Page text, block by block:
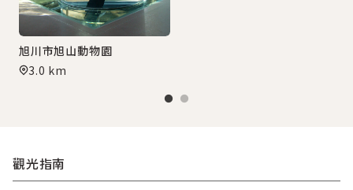
旭川市旭山動物園
3.0 km
觀光指南